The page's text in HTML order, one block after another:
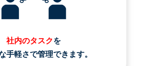
社内のタスクを
手軽さで管理できます。